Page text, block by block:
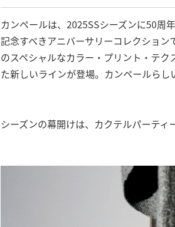
カンペールは、2025SSシーズンに50周年
記念すべきアニバーサリーコレクション
のスペシャルなカラー・プリント・テ
た新しいラインが登場。カンペールら
シーズンの幕開けは、カクテルパーテ